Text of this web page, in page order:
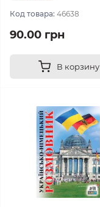
Код товара: 46638
90.00 грн
В корзину